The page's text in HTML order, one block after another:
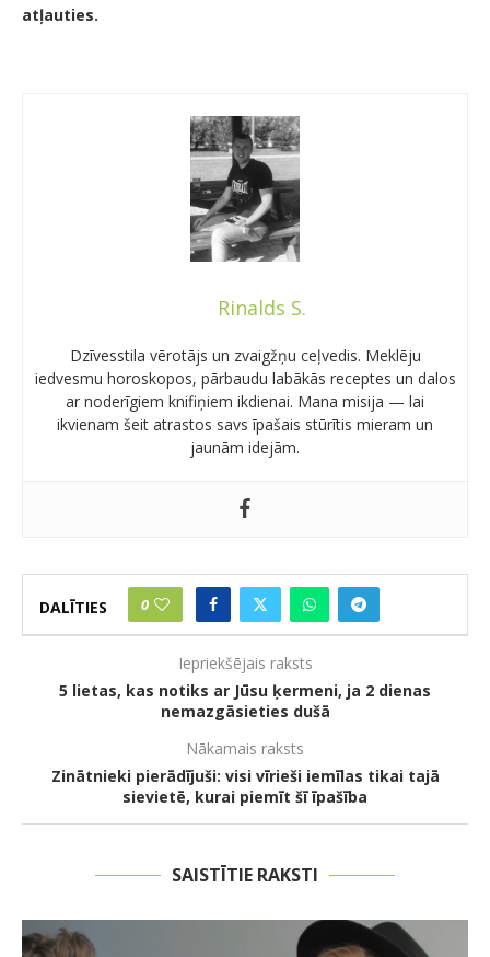
atļauties.
Rinalds S.
Dzīvesstila vērotājs un zvaigžņu ceļvedis. Meklēju
iedvesmu horoskopos, pārbaudu labākās receptes un dalos
ar noderīgiem knifiņiem ikdienai. Mana misija — lai
ikvienam šeit atrastos savs īpašais stūrītis mieram un
jaunām idejām.
DALĪTIES 0
Iepriekšējais raksts
5 lietas, kas notiks ar Jūsu ķermeni, ja 2 dienas
nemazgāsieties dušā
Nākamais raksts
Zinātnieki pierādījuši: visi vīrieši iemīlas tikai tajā
sievietē, kurai piemīt šī īpašība
SAISTĪTIE RAKSTI